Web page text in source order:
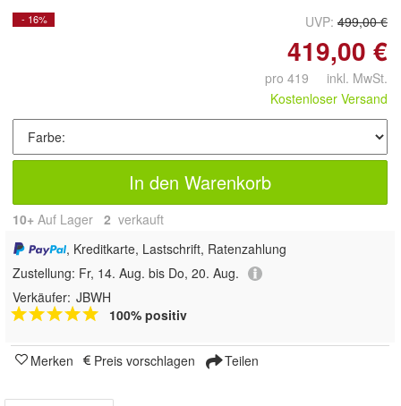
- 16% UVP: 499,00 €
419,00 €
pro 419 inkl. MwSt.
Kostenloser Versand
In den Warenkorb
10+ Auf Lager 2 verkauft
, Kreditkarte, Lastschrift, Ratenzahlung
Zustellung: Fr, 14. Aug. bis Do, 20. Aug.
Verkäufer: JBWH
100% positiv
Merken Preis vorschlagen Teilen